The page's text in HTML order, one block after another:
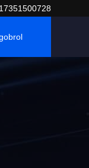
17351500728